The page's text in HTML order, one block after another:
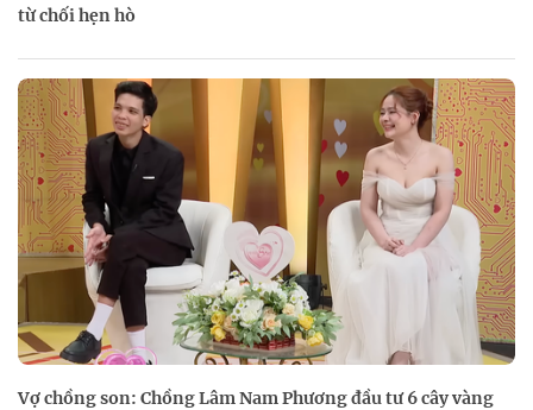
từ chối hẹn hò
Vợ chồng son: Chồng Lâm Nam Phương đầu tư 6 cây vàng